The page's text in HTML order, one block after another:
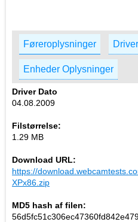
Føreroplysninger
Enheder Oplysninger
Driver Dato
04.08.2009
Filstørrelse:
1.29 MB
Download URL:
https://
XPx86.zip
MD5 hash af filen: